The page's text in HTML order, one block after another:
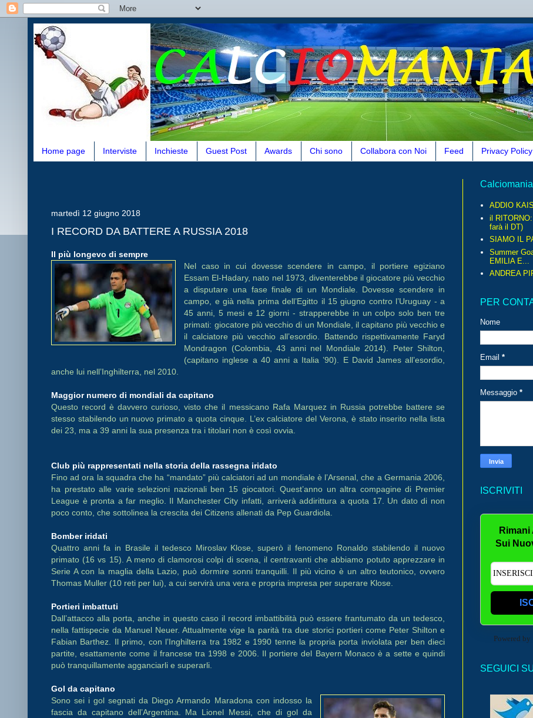
Home page Interviste Inchieste Guest Post Awards Chi sono Collabora con Noi Feed Privacy Policy
martedì 12 giugno 2018
I RECORD DA BATTERE A RUSSIA 2018
Il più longevo di sempre
Nel caso in cui dovesse scendere in campo, il portiere egiziano
Essam El-Hadary, nato nel 1973, diventerebbe il giocatore più vecchio
a disputare una fase finale di un Mondiale. Dovesse scendere in
campo, e già nella prima dell’Egitto il 15 giugno contro l’Uruguay - a
45 anni, 5 mesi e 12 giorni - strapperebbe in un colpo solo ben tre
primati: giocatore più vecchio di un Mondiale, il capitano più vecchio e
il calciatore più vecchio all’esordio. Battendo rispettivamente Faryd
Mondragon (Colombia, 43 anni nel Mondiale 2014). Peter Shilton,
(capitano inglese a 40 anni a Italia ’90). E David James all’esordio,
anche lui nell’Inghilterra, nel 2010.
Maggior numero di mondiali da capitano
Questo record è davvero curioso, visto che il messicano Rafa Marquez in Russia potrebbe battere se
stesso stabilendo un nuovo primato a quota cinque. L’ex calciatore del Verona, è stato inserito nella lista
dei 23, ma a 39 anni la sua presenza tra i titolari non è così ovvia.
Club più rappresentati nella storia della rassegna iridato
Fino ad ora la squadra che ha “mandato” più calciatori ad un mondiale è l’Arsenal, che a Germania 2006,
ha prestato alle varie selezioni nazionali ben 15 giocatori. Quest’anno un altra compagine di Premier
League è pronta a far meglio. Il Manchester City infatti, arriverà addirittura a quota 17. Un dato di non
poco conto, che sottolinea la crescita dei Citizens allenati da Pep Guardiola.
Bomber iridati
Quattro anni fa in Brasile il tedesco Miroslav Klose, superò il fenomeno Ronaldo stabilendo il nuovo
primato (16 vs 15). A meno di clamorosi colpi di scena, il centravanti che abbiamo potuto apprezzare in
Serie A con la maglia della Lazio, può dormire sonni tranquilli. Il più vicino è un altro teutonico, ovvero
Thomas Muller (10 reti per lui), a cui servirà una vera e propria impresa per superare Klose.
Portieri imbattuti
Dall’attacco alla porta, anche in questo caso il record imbattibilità può essere frantumato da un tedesco,
nella fattispecie da Manuel Neuer. Attualmente vige la parità tra due storici portieri come Peter Shilton e
Fabian Barthez. Il primo, con l’Inghilterra tra 1982 e 1990 tenne la propria porta inviolata per ben dieci
partite, esattamente come il francese tra 1998 e 2006. Il portiere del Bayern Monaco è a sette e quindi
può tranquillamente agganciarli e superarli.
Gol da capitano
Sono sei i gol segnati da Diego Armando Maradona con indosso la
fascia da capitano dell’Argentina. Ma Lionel Messi, che di gol da
ADDIO
il
farà il DT)
SIAMO IL
Summer
EMILIA E...
ANDREA
PER
Nome
Email *
Messaggio *
ISCRIVITI
Sui
Powered by
SEGUICI